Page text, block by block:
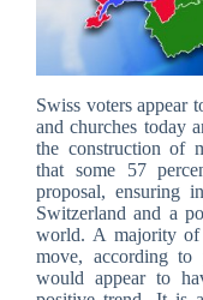
Swiss voters appear
and churches today
the construction of
that some 57
proposal, ensuring
Switzerland and a
world. A majority of
move, according to
would appear to